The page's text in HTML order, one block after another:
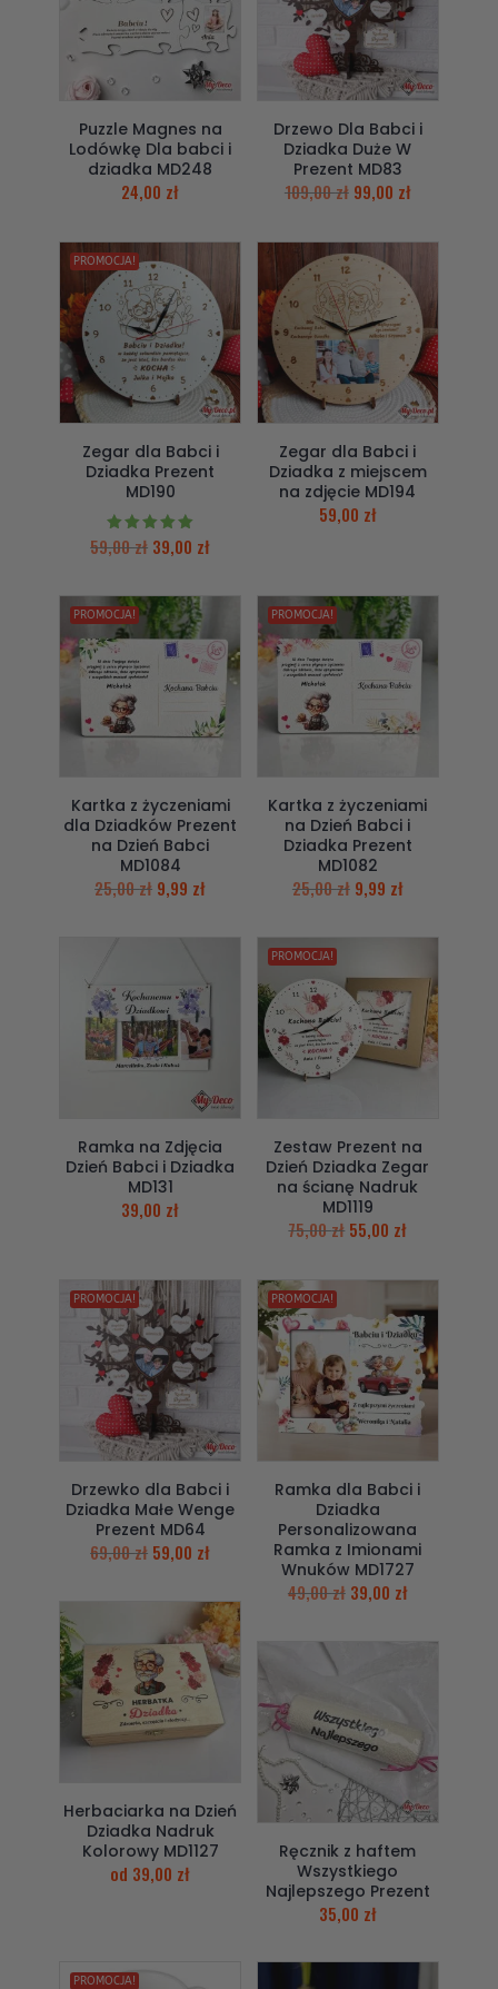
Puzzle Magnes na
Lodówkę Dla babci i
dziadka MD248
24,00 zł
Drzewo Dla Babci i
Dziadka Duże W
Prezent MD83
109,00zł 99,00 zł
PROMOCJA!
Zegar dla Babci i
Dziadka Prezent
MD190
Oceniono
5.00
59,00zł 39,00 zł
Zegar dla Babci i
Dziadka z miejscem
na zdjęcie MD194
59,00 zł
PROMOCJA!
Kartka z życzeniami
dla Dziadków Prezent
na Dzień Babci
MD1084
25,00zł 9,99 zł
PROMOCJA!
Kartka z życzeniami
na Dzień Babci i
Dziadka Prezent
MD1082
25,00zł 9,99 zł
Ramka na Zdjęcia
Dzień Babci i Dziadka
MD131
39,00 zł
PROMOCJA!
Zestaw Prezent na
Dzień Dziadka Zegar
na ścianę Nadruk
MD1119
75,00zł 55,00 zł
PROMOCJA!
Drzewko dla Babci i
Dziadka Małe Wenge
Prezent MD64
69,00zł 59,00 zł
PROMOCJA!
Ramka dla Babci i
Dziadka
Personalizowana
Ramka z Imionami
Wnuków MD1727
49,00zł 39,00 zł
Herbaciarka na Dzień
Dziadka Nadruk
Kolorowy MD1127
od 39,00 zł
Ręcznik z haftem
Wszystkiego
Najlepszego Prezent
35,00 zł
PROMOCJA!